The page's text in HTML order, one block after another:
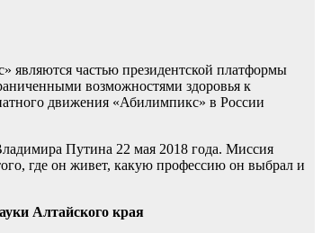
являются частью президентской платформы
возможностями здоровья к
движения «Абилимпикс» в России
Путина 22 мая 2018 года. Миссия
где он живет, какую профессию он выбрал и
Алтайского края